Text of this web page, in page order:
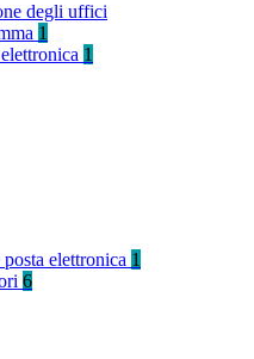
degli uffici
1
1
elettronica 1
6